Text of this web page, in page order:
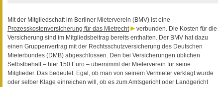
Mit der Mitgliedschaft im Berliner Mieterverein (BMV) ist eine
Prozesskostenversicherung für das Mietrecht
verbunden. Die Kosten für die
Versicherung sind im Mitgliedsbeitrag bereits enthalten. Der BMV hat dazu
einen Gruppenvertrag mit der Rechtsschutzversicherung des Deutschen
Mieterbundes (DMB) abgeschlossen. Den bei Versicherungen üblichen
Selbstbehalt – hier 150 Euro – übernimmt der Mieterverein für seine
Mitglieder. Das bedeutet: Egal, ob man von seinem Vermieter verklagt wurde
oder selber Klage einreichen will, ob es zum Amtsgericht oder Landgericht